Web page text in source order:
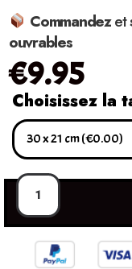
Commandezet
ouvrables
€9.95
Choisissez la